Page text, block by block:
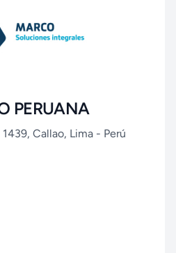
PERUANA
1439, Callao, Lima - Perú